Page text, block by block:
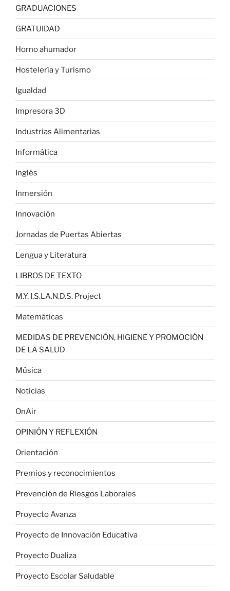
GRADUACIONES
GRATUIDAD
Horno ahumador
Hostelería y Turismo
Igualdad
Impresora 3D
Industrias Alimentarias
Informática
Inglés
Inmersión
Innovación
Jornadas de Puertas Abiertas
Lengua y Literatura
LIBROS DE TEXTO
M.Y. I.S.LA.N.D.S. Project
Matemáticas
MEDIDAS DE PREVENCIÓN, HIGIENE Y PROMOCIÓN
DE LA SALUD
Música
Noticias
OnAir
OPINIÓN Y REFLEXIÓN
Orientación
Premios y reconocimientos
Prevención de Riesgos Laborales
Proyecto Avanza
Proyecto de Innovación Educativa
Proyecto Dualiza
Proyecto Escolar Saludable